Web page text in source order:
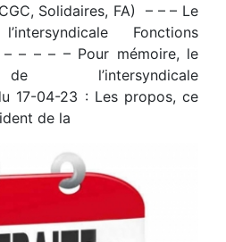
Solidaires, FA) – – – Le
Fonctions
– – – Pour mémoire, le
l’intersyndicale
17-04-23 : Les propos, ce
de la